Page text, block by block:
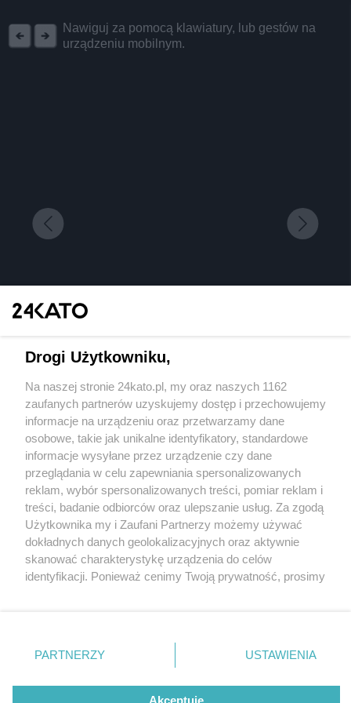
Nawiguj za pomocą klawiatury, lub gestów na
urządzeniu mobilnym.
Budowano ją przez prawie 30 lat. Zobaczcie
28 / 1
Wydawca mediów lokalnych
Nie zapomnij
zapoznać się z:
polityką prywatności regulamin korzystania z portali
Twojemiasto
Piekary Śląskie
Chorzów
Tarnowskie Góry
Gliwice
Skontakuj sięz nami
Kontakt
Wydawca
Redakcja
Drogi Użytkowniku,
Na naszej stronie 24kato.pl, my oraz naszych 1162
zaufanych partnerów uzyskujemy dostęp i przechowujemy
informacje na urządzeniu oraz przetwarzamy dane
osobowe, takie jak unikalne identyfikatory, standardowe
informacje wysyłane przez urządzenie czy dane
przeglądania w celu zapewniania spersonalizowanych
reklam, wybór spersonalizowanych treści, pomiar reklam i
treści, badanie odbiorców oraz ulepszanie usług. Za zgodą
Użytkownika my i Zaufani Partnerzy możemy używać
dokładnych danych geolokalizacyjnych oraz aktywnie
skanować charakterystykę urządzenia do celów
identyfikacji. Ponieważ cenimy Twoją prywatność, prosimy
prywatności znajdujący się w lewym dolnym rogu strony
. Niektóre rodzaje przetwarzania danych nie wymagają
zgody użytkownika, ale masz prawo sprzeciwić się
takiemu przetwarzaniu. Preferencje będą miały
PARTNERZY USTAWIENIA
Akceptuję